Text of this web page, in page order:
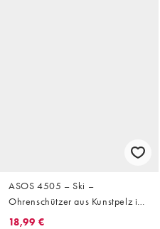
ASOS 4505 – Ski –
Ohrenschützer aus Kunstpelz in
Schwarz
18,99 €